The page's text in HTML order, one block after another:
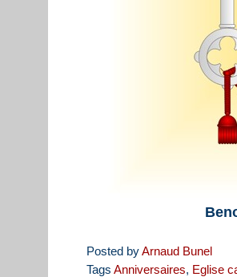
Posted byArnaud Bunel
Tags Anniversaires, Eglise